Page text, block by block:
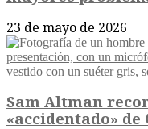
23 de mayo de 2026
Sam Altman
«accidentado» de